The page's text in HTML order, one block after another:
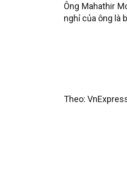
Ông Mahathir
nghỉ của ông là
Theo: